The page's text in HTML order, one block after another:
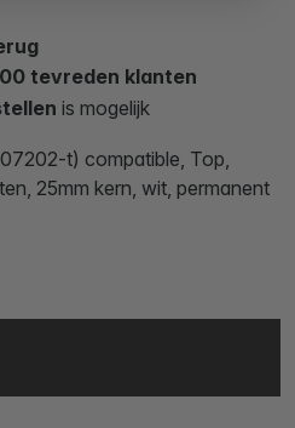
tevreden klanten
is mogelijk
t) compatible, Top,
25mm kern, wit, permanent